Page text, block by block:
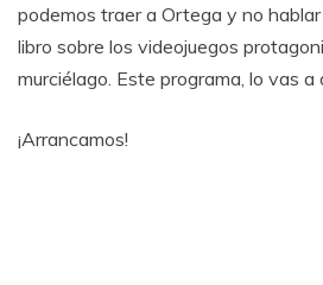
podemos traer a Ortega y no
libro sobre los videojuegos
murciélago. Este programa, lo vas a
¡Arrancamos!